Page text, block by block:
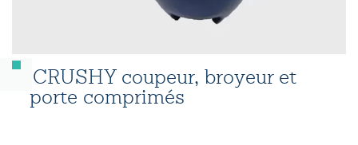
CRUSHY coupeur, broyeur et
porte comprimés